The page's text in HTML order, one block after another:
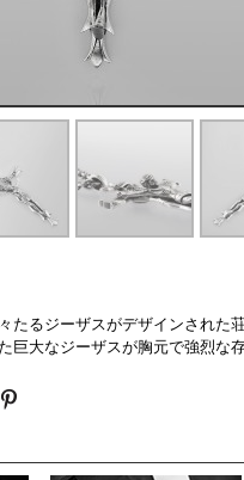
たるジーザスがデザインされた
巨大なジーザスが胸元で強烈な